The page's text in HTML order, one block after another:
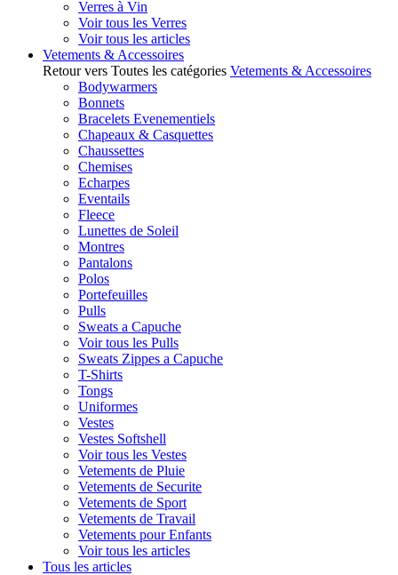
Verres à Vin
Voir tous les Verres
Voir tous les articles
Vetements & Accessoires
Retour vers Toutes les catégories Vetements & Accessoires
Bodywarmers
Bonnets
Bracelets Evenementiels
Chapeaux & Casquettes
Chaussettes
Chemises
Echarpes
Eventails
Fleece
Lunettes de Soleil
Montres
Pantalons
Polos
Portefeuilles
Pulls
Sweats a Capuche
Voir tous les Pulls
Sweats Zippes a Capuche
T-Shirts
Tongs
Uniformes
Vestes
Vestes Softshell
Voir tous les Vestes
Vetements de Pluie
Vetements de Securite
Vetements de Sport
Vetements de Travail
Vetements pour Enfants
Voir tous les articles
Tous les articles